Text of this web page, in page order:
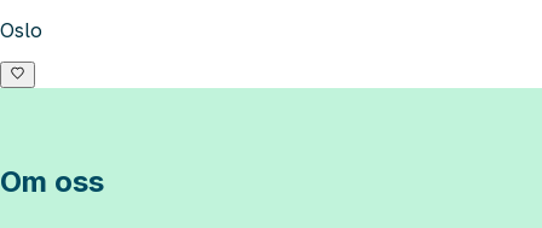
Oslo
Om oss